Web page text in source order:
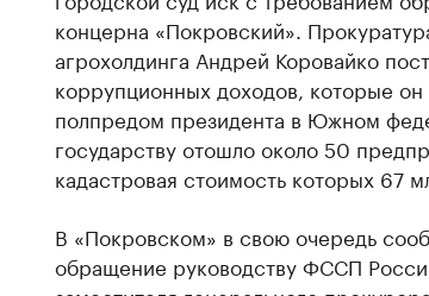
концерна «Покровский».
агрохолдинга Андрей Коровайко
коррупционных доходов, которые
полпредом президента в Южном
государству отошло около 50
кадастровая стоимость которых 67
В «Покровском» в свою очередь
обращение руководству ФССП